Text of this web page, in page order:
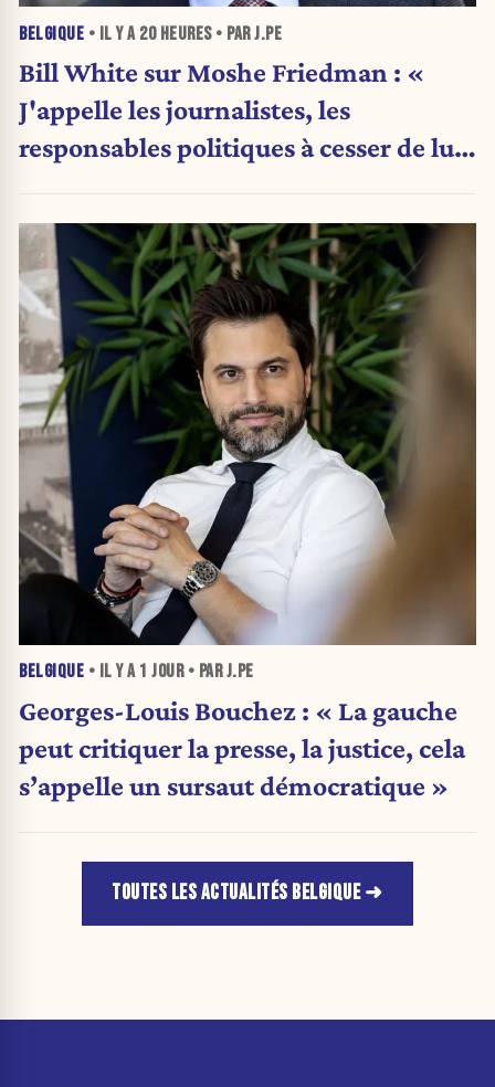
BELGIQUE • IL Y A 20 HEURES• PAR J.PE
Bill White sur Moshe Friedman : «
J'appelle les journalistes, les
responsables politiques à cesser de lui
BELGIQUE • IL Y A 1 JOUR• PAR J.PE
Georges-Louis Bouchez : « La gauche
peut critiquer la presse, la justice, cela
s’appelle un sursaut démocratique »
TOUTES LES ACTUALITÉS BELGIQUE